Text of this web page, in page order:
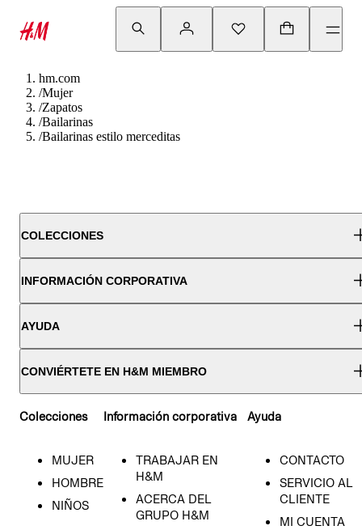
hm.com
/Mujer
/Zapatos
/Bailarinas
/Bailarinas estilo merceditas
COLECCIONES
INFORMACIÓN CORPORATIVA
AYUDA
CONVIÉRTETE EN H&M MIEMBRO
Colecciones
MUJER
HOMBRE
NIÑOS
Información corporativa
TRABAJAR EN
H&M
ACERCA DEL
GRUPO H&M
Ayuda
CONTACTO
SERVICIO AL
CLIENTE
MI CUENTA